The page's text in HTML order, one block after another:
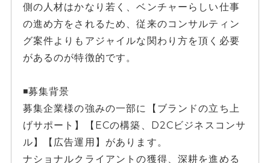
側の人材はかなり若く、ベンチャーらしい仕事
の進め方をされるため、従来のコンサルティン
グ案件よりもアジャイルな関わり方を頂く必要
があるのが特徴的です。
◾️募集背景
募集企業様の強みの一部に【ブランドの立ち上
げサポート】【ECの構築、D2Cビジネスコンサ
ル】【広告運用】があります。
ナショナルクライアントの獲得、深耕を進める